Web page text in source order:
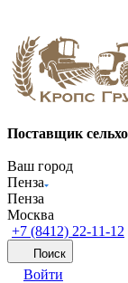
Поставщик
Ваш город
Пенза
Пенза
Москва
+7 (8412) 22-11-12
Поиск
Войти